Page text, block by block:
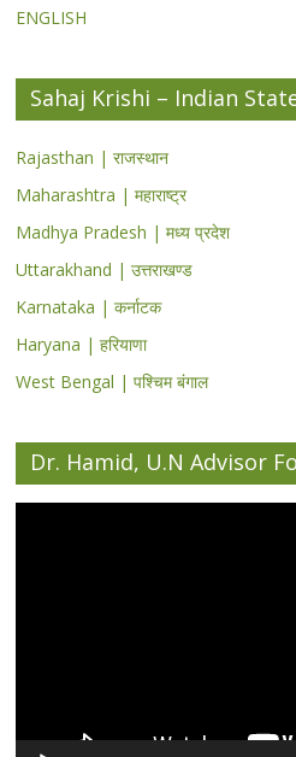
ENGLISH
Sahaj Krishi – Indian
Rajasthan | राजस्थान
Maharashtra | महाराष्ट्र
Madhya Pradesh | मध्य प्रदेश
Uttarakhand | उत्तराखण्ड
Karnataka | कर्नाटक
Haryana | हरियाणा
West Bengal | पश्चिम बंगाल
Dr. Hamid, U.N Advisor